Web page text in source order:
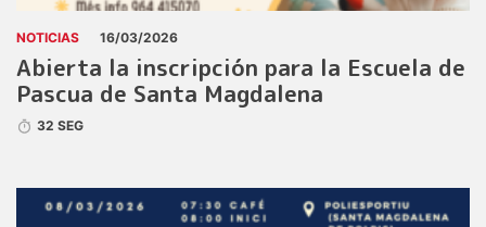
NOTICIAS 16/03/2026
Abierta la inscripción para la Escuela de
Pascua de Santa Magdalena
32 SEG